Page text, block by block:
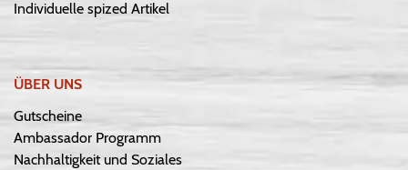
Individuelle spized Artikel
ÜBER UNS
Gutscheine
Ambassador Programm
Nachhaltigkeit und Soziales